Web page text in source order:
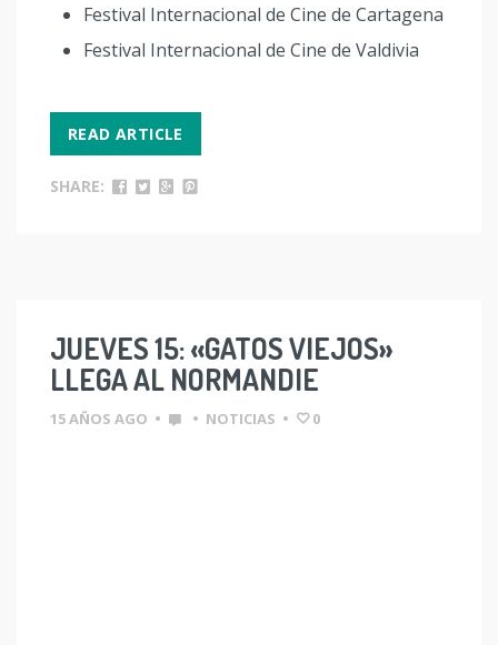
Festival Internacional de Cine de Cartagena
Festival Internacional de Cine de Valdivia
READ ARTICLE
SHARE:
JUEVES 15: «GATOS VIEJOS»
LLEGA AL NORMANDIE
15 AÑOS AGO • • NOTICIAS • 0